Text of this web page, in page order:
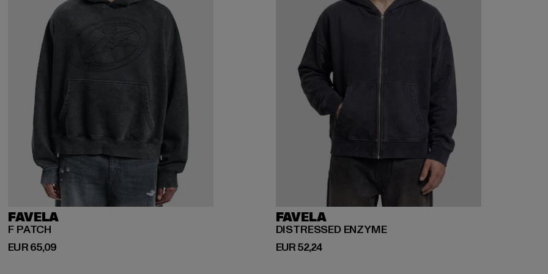
FAVELA
F PATCH
EUR 65,09
Derzeitiger Preis: EUR 65,09
FAVELA
DISTRESSED ENZYME
EUR 52,24
Derzeitiger Preis: EUR 52,24